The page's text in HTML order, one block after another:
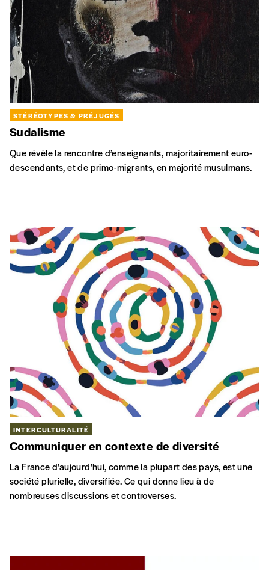
STÉRÉOTYPES & PRÉJUGÉS
Sudalisme
Que révèle la rencontre d’enseignants, majoritairement euro-
descendants, et de primo-migrants, en majorité musulmans.
INTERCULTURALITÉ
Communiquer en contexte de diversité
La France d’aujourd’hui, comme la plupart des pays, est une
société plurielle, diversifiée. Ce qui donne lieu à de
nombreuses discussions et controverses.